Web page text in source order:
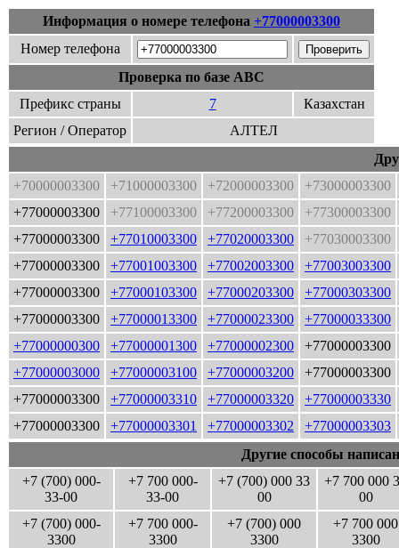
Информация о номере телефона +77000003300
Номер телефона
Проверка по базе ABC
Префикс страны
7
Казахстан
Регион / Оператор
АЛТЕЛ
+70000003300
+71000003300 +72000003300
+73000003300
+77000003300
+77100003300 +77200003300
+77300003300
+77000003300
+77010003300 +77020003300
+77030003300
+77000003300
+77001003300 +77002003300
+77003003300
+77000003300
+77000103300 +77000203300
+77000303300
+77000003300
+77000013300 +77000023300
+77000033300
+77000000300
+77000001300 +77000002300
+77000003300
+77000003000
+77000003100 +77000003200
+77000003300
+77000003300
+77000003310 +77000003320
+77000003330
+77000003300
+77000003301 +77000003302
+77000003303
Другие способы
+7 (700) 000-
33-00
+7 700 000-
33-00
+7 (700) 000 33
00
+7 700 000
00
+7 (700) 000-
3300
+7 700 000-
3300
+7 (700) 000
3300
+7 700 000
3300